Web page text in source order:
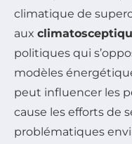
climatique de
aux
politiques qui
modèles
peut influencer les
cause les efforts de
problématiques